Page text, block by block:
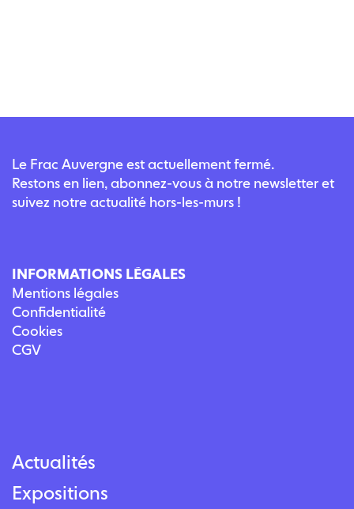
Le Frac Auvergne est actuellement fermé.
Restons en lien, abonnez-vous à notre newsletter et
suivez notre actualité hors-les-murs !
INFORMATIONS LÉGALES
Mentions légales
Confidentialité
Cookies
CGV
Actualités
Expositions